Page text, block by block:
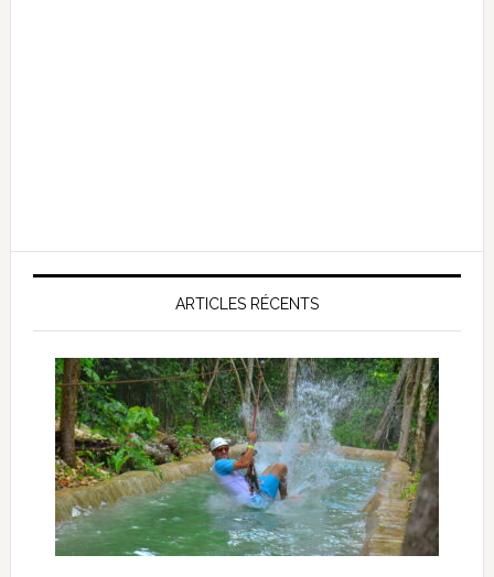
ARTICLES RÉCENTS